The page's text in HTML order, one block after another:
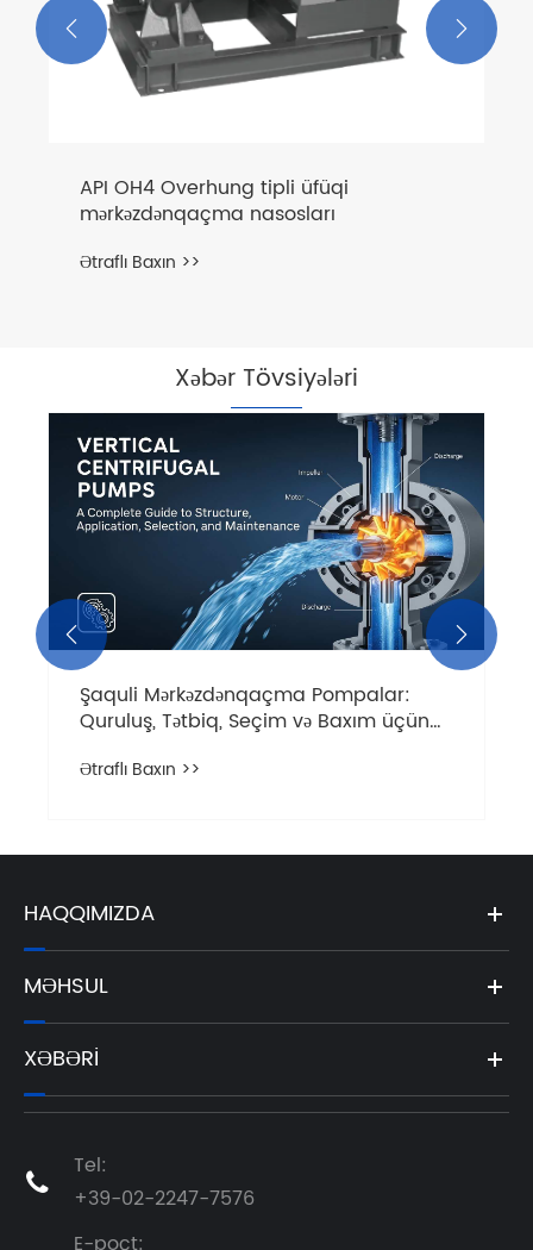
API OH4 Overhung tipli üfüqi
mərkəzdənqaçma nasosları
Ətraflı Baxın >>
 
Xəbər Tövsiyələri
Şaquli Mərkəzdənqaçma Pompalar:
Quruluş, Tətbiq, Seçim və Baxım üçün
Ətraflı Baxın >>
 
HAQQIMIZDA
MƏHSUL
XƏBƏRI

Tel:
+39-02-2247-7576